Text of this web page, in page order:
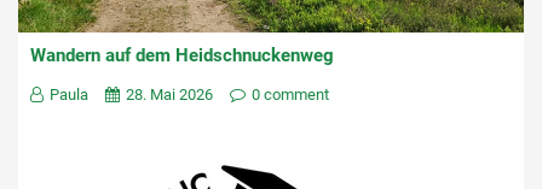
Wandern auf dem Heidschnuckenweg
Paula 28. Mai 2026 0 comment